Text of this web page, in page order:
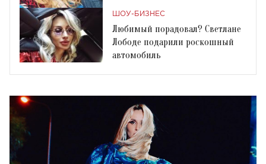
ШОУ-БИЗНЕС
Любимый порадовал? Светлане
Лободе подарили роскошный
автомобиль